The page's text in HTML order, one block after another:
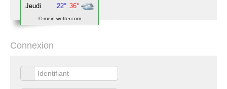
© mein-wetter.com
Connexion